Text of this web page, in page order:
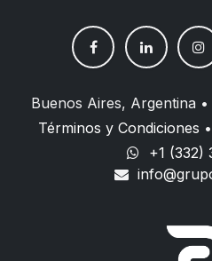
Buenos Aires, Argentina
Términos y Condiciones •
+1 (332)